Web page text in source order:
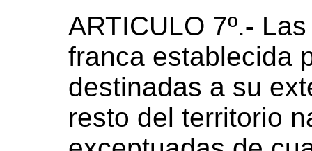
ARTICULO 7º.-
franca establecida
destinadas a su
resto del territorio